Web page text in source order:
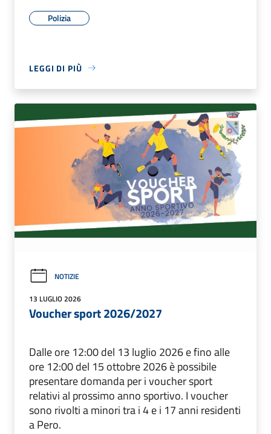
Polizia
LEGGI DI PIÙ
NOTIZIE
13 LUGLIO 2026
Voucher sport 2026/2027
Dalle ore 12:00 del 13 luglio 2026 e fino alle
ore 12:00 del 15 ottobre 2026 è possibile
presentare domanda per i voucher sport
relativi al prossimo anno sportivo. I voucher
sono rivolti a minori tra i 4 e i 17 anni residenti
a Pero.